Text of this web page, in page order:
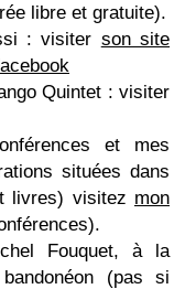
libre et gratuite).
: visiter son site
Quintet : visiter
et mes
situées dans
livres) visitez mon
Fouquet, à la
(pas si